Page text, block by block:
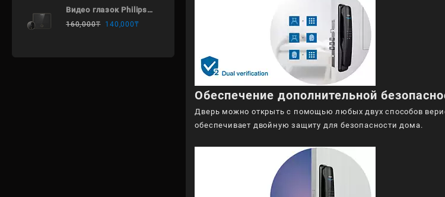
Обеспечение дополнительной
Дверь можно открыть с помощью любых двух способов
обеспечивает двойную защиту для безопасности дома.
Видео глазок Philips
DV001
160,000₸ 140,000₸